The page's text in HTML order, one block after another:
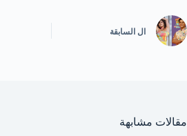
ال السابقة
مقالات مشابهة